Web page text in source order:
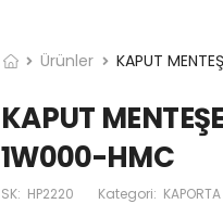
Ürünler KAPUT
KAPUT
1W000-HMC
SK: HP2220 Kategori: